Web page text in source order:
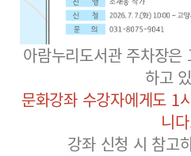
아람누리도서관 주차장은
하고
문화강좌 수강자에게도 1
니
강좌 신청 시 참고